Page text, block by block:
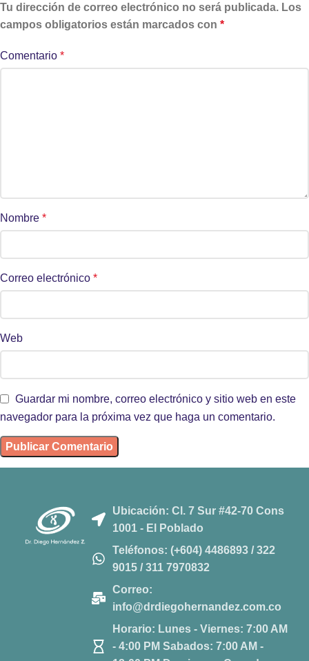
Tu dirección de correo electrónico no será publicada. Los
campos obligatorios están marcados con *
Comentario *
Nombre *
Correo electrónico *
Web
Guardar mi nombre, correo electrónico y sitio web en este
navegador para la próxima vez que haga un comentario.
Ubicación: Cl. 7 Sur #42-70 Cons
1001 - El Poblado
Teléfonos: (+604) 4486893 / 322
9015 / 311 7970832
Correo:
info@drdiegohernandez.com.co
Horario: Lunes - Viernes: 7:00 AM
- 4:00 PM Sabados: 7:00 AM -